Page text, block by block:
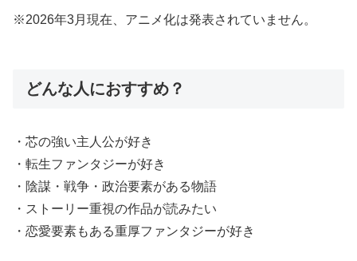
※2026年3月現在、アニメ化は発表されていません。
どんな人におすすめ？
・芯の強い主人公が好き
・転生ファンタジーが好き
・陰謀・戦争・政治要素がある物語
・ストーリー重視の作品が読みたい
・恋愛要素もある重厚ファンタジーが好き